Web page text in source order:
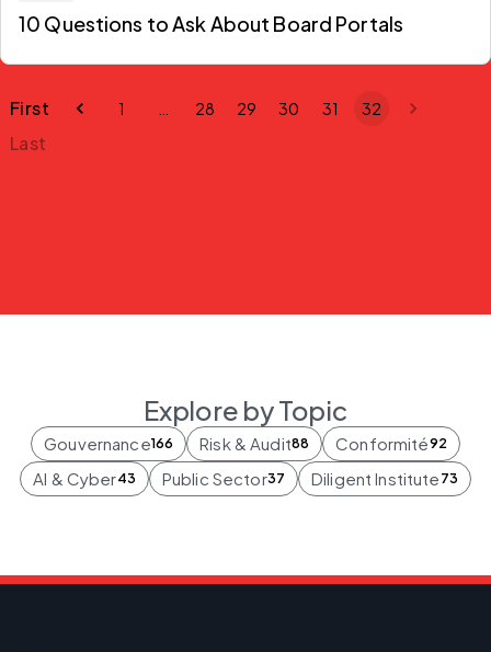
10 Questions to Ask About Board Portals
First 1 28 29 30 31 32
Last
Explore by Topic
Gouvernance166 Risk & Audit88 Conformité92
AI & Cyber43 Public Sector37 Diligent Institute 73